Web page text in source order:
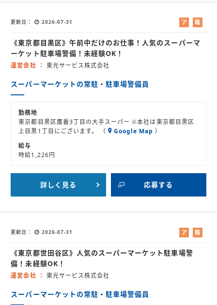
更新日 2026-07-31
ア
バ
職
紹
《東京都目黒区》午前中だけのお仕事！人気のスーパーマ
ーケット駐車場警備！未経験OK！
運営会社 東光サービス株式会社
スーパーマーケットの常駐・駐車場警備員
勤務地
東京都目黒区鷹番3丁目の大手スーパー ※本社は東京都目黒区
上目黒1丁目にございます。 （
Google Map ）
給与
時給1,226円
詳しく見る 応募する
更新日 2026-07-31
ア
バ
職
《東京都世田谷区》人気のスーパーマーケット駐車場警
備！未経験OK！
運営会社 東光サービス株式会社
スーパーマーケットの常駐・駐車場警備員